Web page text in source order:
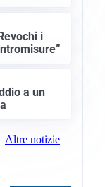
i
a un
Altre notizie